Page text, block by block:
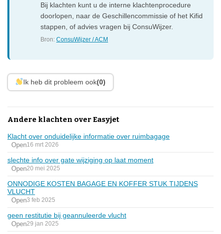
Bij klachten kunt u de interne klachtenprocedure
doorlopen, naar de Geschillencommissie of het Kifid
stappen, of advies vragen bij ConsuWijzer.
Bron:ConsuWijzer / ACM
Ik heb dit probleem ook(0)
Andere klachten over Easyjet
Klacht over onduidelijke informatie over ruimbagage
Open16 mrt 2026
slechte info over gate wijziging op laat moment
Open20 mei 2025
ONNODIGE KOSTEN BAGAGE EN KOFFER STUK TIJDENS
VLUCHT
Open3 feb 2025
geen restitutie bij geannuleerde vlucht
Open29 jan 2025